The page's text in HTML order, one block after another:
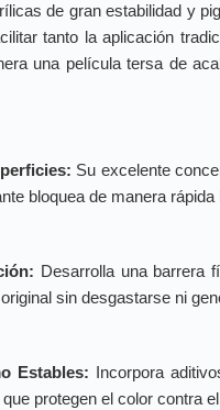
de gran estabilidad y
tanto la aplicación
una película tersa de
Su excelente
bloquea de manera
Desarrolla una barrera
sin desgastarse ni
Estables: Incorpora
protegen el color contra